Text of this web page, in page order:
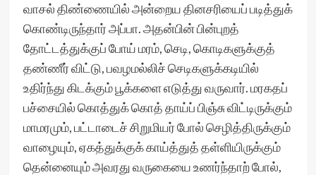
வாசல் திண்ணையில் அன்றைய தினசரியைப் படித்துக்
கொண்டிருந்தார் அப்பா. அதன்பின் பின்புறத்
தோட்டத்துக்குப் போய் மரம், செடி, கொடிகளுக்குத்
தண்ணீர் விட்டு, பவழமல்லிச் செடிகளுக்கடியில்
உதிர்ந்து கிடக்கும் பூக்களை எடுத்து வருவார். மரகதப்
பச்சையில் கொத்துக் கொத் தாய்ப் பிஞ்சு விட்டிருக்கும்
மாமரமும், பட்டாடைச் சிறுமியர் போல் செழித்திருக்கும்
வாழையும், ஏகத்துக்குக் காய்த்துத் தள்ளியிருக்கும்
தென்னையும் அவரது வருகையை உணர்ந்தாற் போல்,